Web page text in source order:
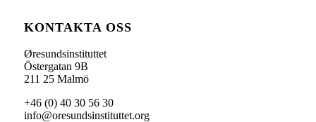
KONTAKTA OSS
Øresundsinstituttet
Östergatan 9B
211 25 Malmö
+46 (0) 40 30 56 30
info@oresundsinstituttet.org